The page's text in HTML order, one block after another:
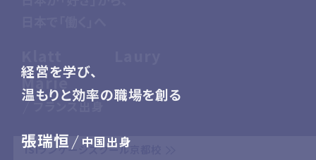
学びを行動に、
社会を変える挑戦
鈴木 理沙
幼少期に憧れた日本。
ITエンジニアとして働く
アメリカ出身
Marie
フランス出身
ISIランゲージスクール京都校
経営を学び、
温もりと効率の職場を創る
張瑞恒 中国出身
研究で未来を変える
AI研究を通して、
持続可能な未来を
陳 柏源 中国出身
学びを行動に、
社会を変える挑戦
鈴木 理沙
幼少期に憧れた日本。
ITエンジニアとして働く
アメリカ出身
Marie
フランス出身
ISIランゲージスクール京都校
経営を学び、
温もりと効率の職場を創る
張瑞恒 中国出身